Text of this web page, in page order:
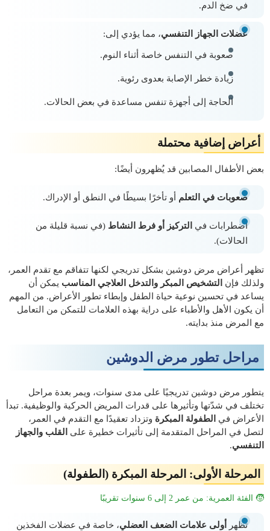
في ضخ الدم.
عضلات الجهاز التنفسي، مما يؤدي إلى:
صعوبة في التنفس خاصة أثناء النوم.
زيادة خطر الإصابة بعدوى رئوية.
الحاجة إلى أجهزة تنفس مساعدة في بعض الحالات.
أعراض إضافية محتملة
بعض الأطفال المصابين قد يُظهرون أيضًا:
صعوبات في التعلم أو تأخرًا بسيطًا في النطق أو الإدراك.
اضطرابات في التركيز أو فرط النشاط (في نسبة قليلة من
الحالات).
تظهر أعراض مرض دوشين بشكل تدريجي لكنها تتفاقم مع تقدم العمر،
ولذلك فإن
التشخيص المبكر والتدخل العلاجي المناسب يمكن أن
يساعد في تحسين نوعية حياة الطفل وإبطاء تطور الأعراض. من المهم
أن يكون الأهل والأطباء على دراية بهذه العلامات للتمكن من التعامل
مع المرض منذ بدايته.
مراحل تطور مرض الدوشين
يتطور مرض دوشين تدريجيًا على مدى سنوات، ويمر بعدة مراحل
تختلف في شدّتها وتأثيرها على قدرات المريض الحركية والوظيفية. تبدأ
الأعراض في
الطفولة المبكرة وتزداد تعقيدًا مع التقدم في العمر،
لتصل في المراحل المتقدمة إلى تأثيرات خطيرة على
القلب والجهاز
التنفسي.
المرحلة الأولى: المرحلة المبكرة (الطفولة)
🧒 الفئة العمرية: من عمر 2 إلى 6 سنوات تقريبًا
تظهر أولى علامات الضعف العضلي، خاصة في عضلات الفخذين